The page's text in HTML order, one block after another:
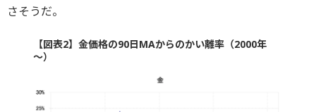
さそうだ。
【図表2】金価格の90日MAからのかい離率（2000年
～）